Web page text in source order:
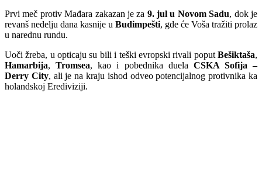
Prvi meč protiv Mađara zakazan je za 9. jul u Novom Sadu, dok je
revanš nedelju dana kasnije u Budimpešti, gde će Voša tražiti prolaz
u narednu rundu.
Uoči žreba, u opticaju su bili i teški evropski rivali poput Bešiktaša,
Hamarbija,Tromsea, kao i pobednika duela CSKA Sofija –
Derry City, ali je na kraju ishod odveo potencijalnog protivnika ka
holandskoj Erediviziji.